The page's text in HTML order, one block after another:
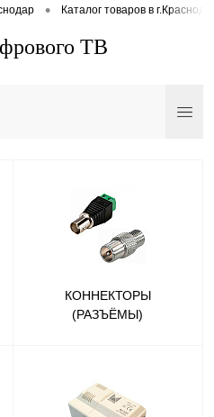
• Каталог товаров в
ТВ
КОННЕКТОРЫ
(РАЗЪЁМЫ)